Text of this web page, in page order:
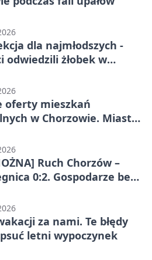
dla najmłodszych -
odwiedzili żłobek w
oferty mieszkań
w Chorzowie. Miasto
Ruch Chorzów –
0:2. Gospodarze bez
za nami. Te błędy
letni wypoczynek